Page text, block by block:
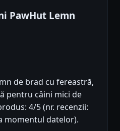
PawHut Lemn
de brad cu fereastră,
pentru câini mici de
4/5 (nr. recenzii:
momentul datelor).